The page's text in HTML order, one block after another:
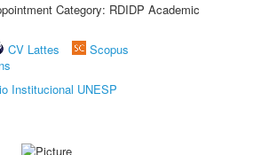
Category: RDIDP Academic
CV Lattes
Scopus
Institucional UNESP